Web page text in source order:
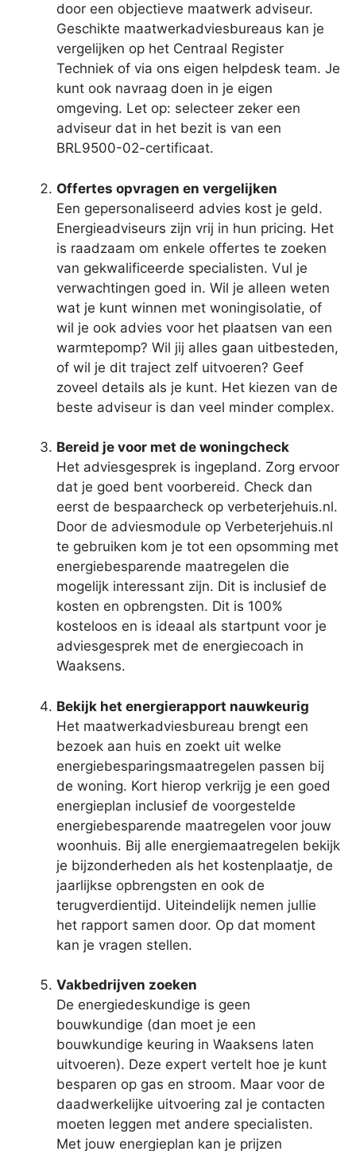
door een objectieve maatwerk adviseur.
Geschikte maatwerkadviesbureaus kan je
vergelijken op het Centraal Register
Techniek of via ons eigen helpdesk team. Je
kunt ook navraag doen in je eigen
omgeving. Let op: selecteer zeker een
adviseur dat in het bezit is van een
BRL9500-02-certificaat.
Offertes opvragen en vergelijken
Een gepersonaliseerd advies kost je geld.
Energieadviseurs zijn vrij in hun pricing. Het
is raadzaam om enkele offertes te zoeken
van gekwalificeerde specialisten. Vul je
verwachtingen goed in. Wil je alleen weten
wat je kunt winnen met woningisolatie, of
wil je ook advies voor het plaatsen van een
warmtepomp? Wil jij alles gaan uitbesteden,
of wil je dit traject zelf uitvoeren? Geef
zoveel details als je kunt. Het kiezen van de
beste adviseur is dan veel minder complex.
Bereid je voor met de woningcheck
Het adviesgesprek is ingepland. Zorg ervoor
dat je goed bent voorbereid. Check dan
eerst de bespaarcheck op verbeterjehuis.nl.
Door de adviesmodule op Verbeterjehuis.nl
te gebruiken kom je tot een opsomming met
energiebesparende maatregelen die
mogelijk interessant zijn. Dit is inclusief de
kosten en opbrengsten. Dit is 100%
kosteloos en is ideaal als startpunt voor je
adviesgesprek met de energiecoach in
Waaksens.
Bekijk het energierapport nauwkeurig
Het maatwerkadviesbureau brengt een
bezoek aan huis en zoekt uit welke
energiebesparingsmaatregelen passen bij
de woning. Kort hierop verkrijg je een goed
energieplan inclusief de voorgestelde
energiebesparende maatregelen voor jouw
woonhuis. Bij alle energiemaatregelen bekijk
je bijzonderheden als het kostenplaatje, de
jaarlijkse opbrengsten en ook de
terugverdientijd. Uiteindelijk nemen jullie
het rapport samen door. Op dat moment
kan je vragen stellen.
Vakbedrijven zoeken
De energiedeskundige is geen
bouwkundige (dan moet je een
bouwkundige keuring in Waaksens laten
uitvoeren). Deze expert vertelt hoe je kunt
besparen op gas en stroom. Maar voor de
daadwerkelijke uitvoering zal je contacten
moeten leggen met andere specialisten.
Met jouw energieplan kan je prijzen